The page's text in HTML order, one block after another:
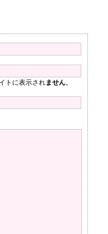
トに表示されません。